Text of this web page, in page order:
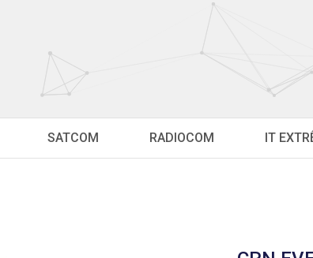
SATCOM RADIOCOM IT